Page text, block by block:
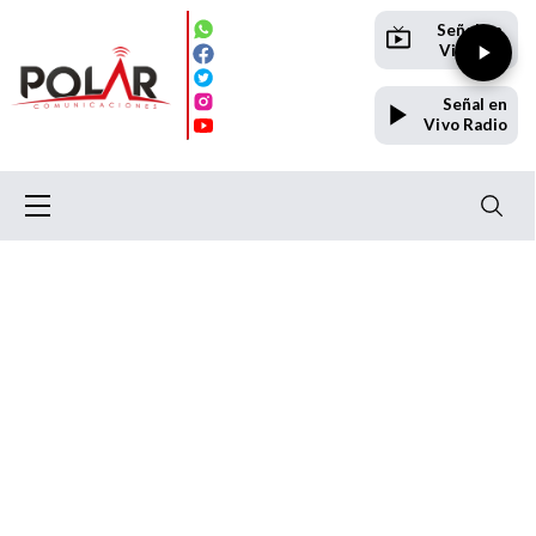
Señal en
Vivo TV
Señal en
Vivo Radio